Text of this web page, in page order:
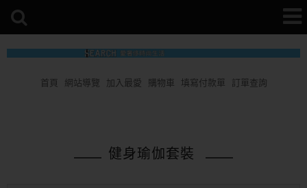
首頁 網站導覽 加入最愛 購物車 填寫付款單 訂單查詢
健身瑜伽套裝